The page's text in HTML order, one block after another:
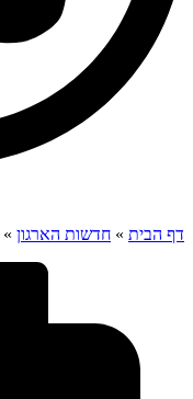
דף הבית » חדשות הארגון »